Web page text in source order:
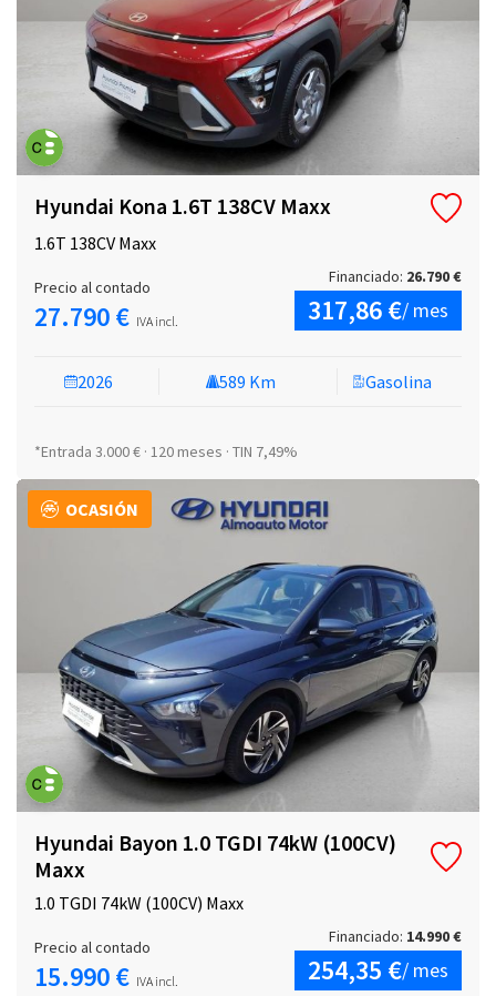
Hyundai Kona 1.6T 138CV Maxx
1.6T 138CV Maxx
2026 589 Km Gasolina
*Entrada 3.000 € · 120 meses · TIN 7,49%
Precio al contado
27.790 € IVA incl.
Financiado: 26.790 €
317,86 €/ mes
OCASIÓN
Hyundai Bayon 1.0 TGDI 74kW (100CV)
Maxx
1.0 TGDI 74kW (100CV) Maxx
Precio al contado
15.990 € IVA incl.
Financiado: 14.990 €
254,35 €/ mes